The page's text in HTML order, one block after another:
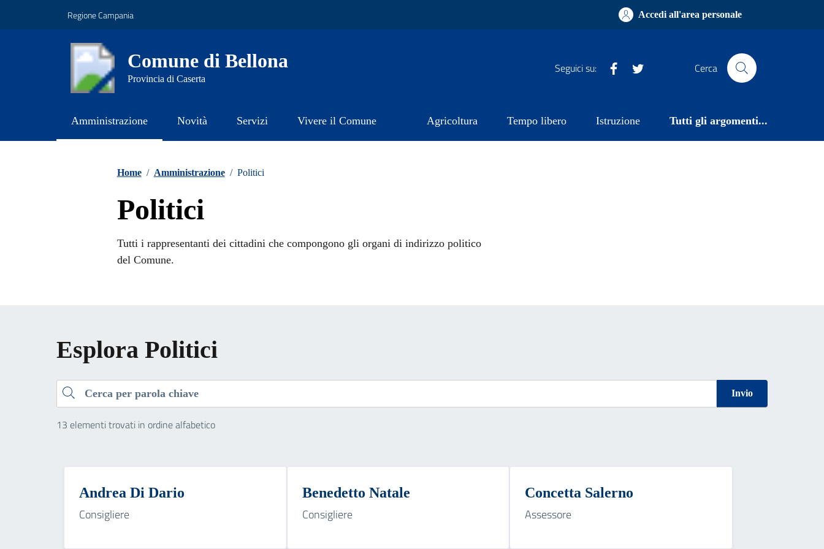
Regione Campania Accedi all'area personale
Comune di Bellona
Provincia di Caserta
Seguici su: Facebook Cerca
Amministrazione Novità Servizi Vivere il Comune Agricoltura Tempo libero Istruzione Tutti gli argomenti...
Home / Amministrazione / Politici
Politici
Tutti i rappresentanti dei cittadini che compongono gli organi di indirizzo politico
del Comune.
Esplora Politici
Cerca Invio
13 elementi trovati in ordine alfabetico
Andrea Di Dario
Consigliere
Benedetto Natale
Consigliere
Concetta Salerno
Assessore